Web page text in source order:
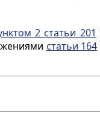
2 статьи 201
статьи 164